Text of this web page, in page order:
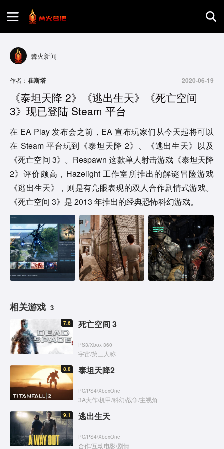
游戏评测
地图攻略
篝火新闻
作者： 崔斯塔 2020-06-19
《泰坦天降 2》《逃出生天》《死亡空间
3》现已登陆 Steam 平台
在 EA Play 发布会之前，EA 宣布玩家们从今天起将可以
在 Steam 平台玩到《泰坦天降 2》、《逃出生天》以及
《死亡空间 3》。Respawn 这款单人射击游戏《泰坦天降
2》评价颇高，Hazelight 工作室所推出的解谜冒险游戏
《逃出生天》，则是有亮眼表现的双人合作剧情式游戏。
《死亡空间 3》是 2013 年推出的经典恐怖科幻游戏。
相关游戏 3
7.6 死亡空间 3
PS3/Xbox 360
宇宙/第三人称
8.8 泰坦天降2
PC/PS4/XboxOne
3A大作/机甲/科幻/战争/主视角
9.1 逃出生天
PC/PS4/XboxOne
合作/互动电影/剧情